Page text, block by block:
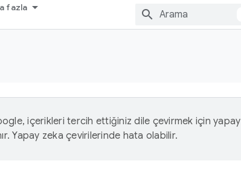
fazla
içerikleri tercih ettiğiniz dile çevirmek için yapay
Yapay zeka çevirilerinde hata olabilir.